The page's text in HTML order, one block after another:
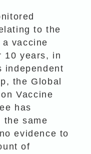
to the
vaccine
10 years, in
independent
the Global
Vaccine
has
the same
evidence to
of